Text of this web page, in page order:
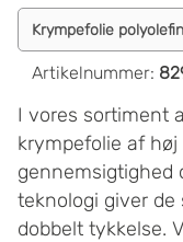
Artikelnummer:
I vores sortiment
krympefolie af
gennemsigtighed
teknologi giver de
dobbelt tykkelse.